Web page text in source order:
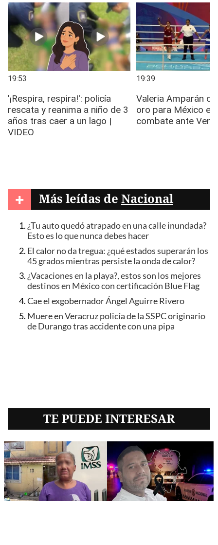
+ Más leídas de Nacional
¿Tu auto quedó atrapado en una calle inundada?
Esto es lo que nunca debes hacer
El calor no da tregua: ¿qué estados superarán los
45 grados mientras persiste la onda de calor?
¿Vacaciones en la playa?, estos son los mejores
destinos en México con certificación Blue Flag
Cae el exgobernador Ángel Aguirre Rivero
Muere en Veracruz policía de la SSPC originario
de Durango tras accidente con una pipa
TE PUEDE INTERESAR